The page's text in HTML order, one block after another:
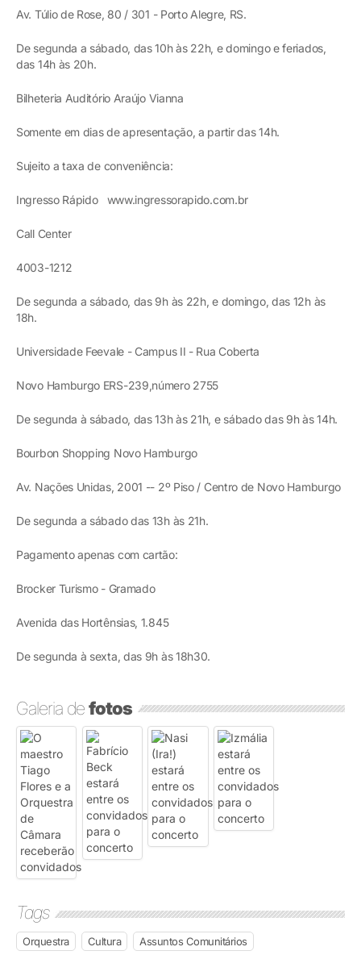
Av. Túlio de Rose, 80 / 301 - Porto Alegre, RS.
De segunda a sábado, das 10h às 22h, e domingo e feriados,
das 14h às 20h.
Bilheteria Auditório Araújo Vianna
Somente em dias de apresentação, a partir das 14h.
Sujeito a taxa de conveniência:
Ingresso Rápido www.ingressorapido.com.br
Call Center
4003-1212
De segunda a sábado, das 9h às 22h, e domingo, das 12h às
18h.
Universidade Feevale - Campus II - Rua Coberta
Novo Hamburgo ERS-239,número 2755
De segunda à sábado, das 13h às 21h, e sábado das 9h às 14h.
Bourbon Shopping Novo Hamburgo
Av. Nações Unidas, 2001 -- 2º Piso / Centro de Novo Hamburgo
De segunda a sábado das 13h às 21h.
Pagamento apenas com cartão:
Brocker Turismo - Gramado
Avenida das Hortênsias, 1.845
De segunda à sexta, das 9h às 18h30.
Galeria defotos
Tags
Orquestra Cultura Assuntos Comunitários